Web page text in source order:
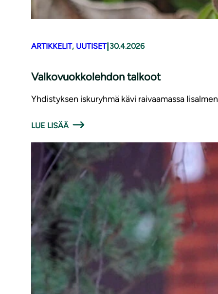
ARTIKKELIT, UUTISET| 30.4.2026
Valkovuokkolehdon talkoot
Yhdistyksen iskuryhmä kävi raivaamassa
LUE LISÄÄ